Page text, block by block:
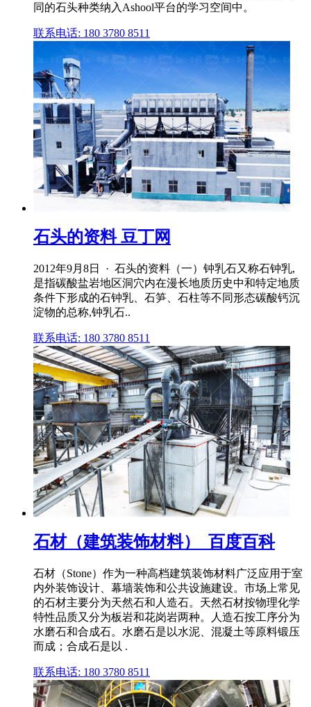
同的石头种类纳入Ashool平台的学习空间中。
联系电话: 180 3780 8511
石头的资料 豆丁网
2012年9月8日 · 石头的资料（一）钟乳石又称石钟乳,
是指碳酸盐岩地区洞穴内在漫长地质历史中和特定地质
条件下形成的石钟乳、石笋、石柱等不同形态碳酸钙沉
淀物的总称,钟乳石..
联系电话: 180 3780 8511
石材（建筑装饰材料）_百度百科
石材（Stone）作为一种高档建筑装饰材料广泛应用于室
内外装饰设计、幕墙装饰和公共设施建设。市场上常见
的石材主要分为天然石和人造石。天然石材按物理化学
特性品质又分为板岩和花岗岩两种。人造石按工序分为
水磨石和合成石。水磨石是以水泥、混凝土等原料锻压
而成；合成石是以 .
联系电话: 180 3780 8511